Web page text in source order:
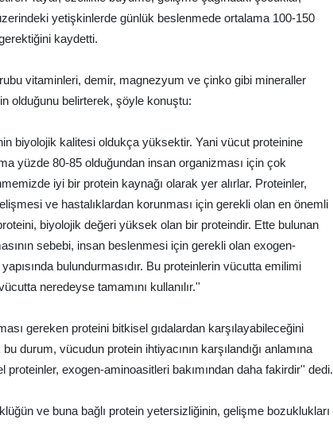
yetişkinlerde günlük beslenmede ortalama 100-150
kaydetti.
vitaminleri, demir, magnezyum ve çinko gibi mineraller
olduğunu belirterek, şöyle konuştu:
biyolojik kalitesi oldukça yüksektir. Yani vücut proteinine
yüzde 80-85 olduğundan insan organizması için çok
iyi bir protein kaynağı olarak yer alırlar. Proteinler,
ve hastalıklardan korunması için gerekli olan en önemli
biyolojik değeri yüksek olan bir proteindir. Ette bulunan
sebebi, insan beslenmesi için gerekli olan exogen-
bulundurmasıdır. Bu proteinlerin vücutta emilimi
neredeyse tamamını kullanılır.''
gereken proteini bitkisel gıdalardan karşılayabileceğini
durum, vücudun protein ihtiyacının karşılandığı anlamına
proteinler, exogen-aminoasitleri bakımından daha fakirdir'' dedi.
ve buna bağlı protein yetersizliğinin, gelişme bozuklukları